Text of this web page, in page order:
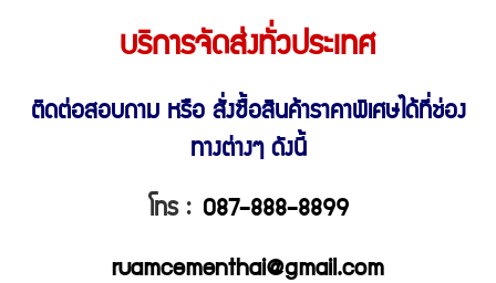
บริการจัดส่งทั่วประเทศ
ติดต่อสอบถาม หรือ สั่งซื้อสินค้าราคาพิเศษได้ที่ช่อง
ทางต่างๆ ดังนี้
โทร : 087-888-8899
ruamcementhai@gmail.com